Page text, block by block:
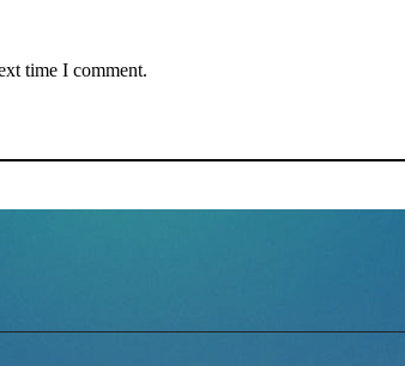
time I comment.